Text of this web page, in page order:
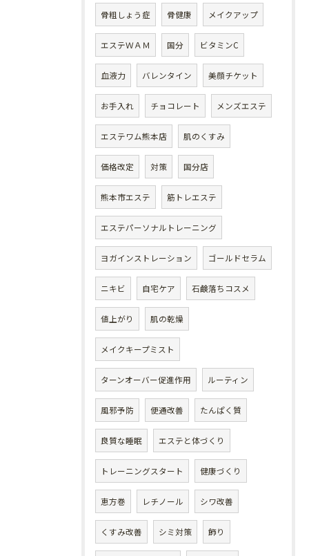
骨粗しょう症 骨健康 メイクアップ
エステＷＡＭ 国分 ビタミンC
血液力 バレンタイン 美顔チケット
お手入れ チョコレート メンズエステ
エステワム熊本店 肌のくすみ
価格改定 対策 国分店
熊本市エステ 筋トレエステ
エステパーソナルトレーニング
ヨガインストレーション ゴールドセラム
ニキビ 自宅ケア 石鹸落ちコスメ
値上がり 肌の乾燥
メイクキープミスト
ターンオーバー促進作用 ルーティン
風邪予防 便通改善 たんぱく質
良質な睡眠 エステと体づくり
トレーニングスタート 健康づくり
恵方巻 レチノール シワ改善
くすみ改善 シミ対策 飾り